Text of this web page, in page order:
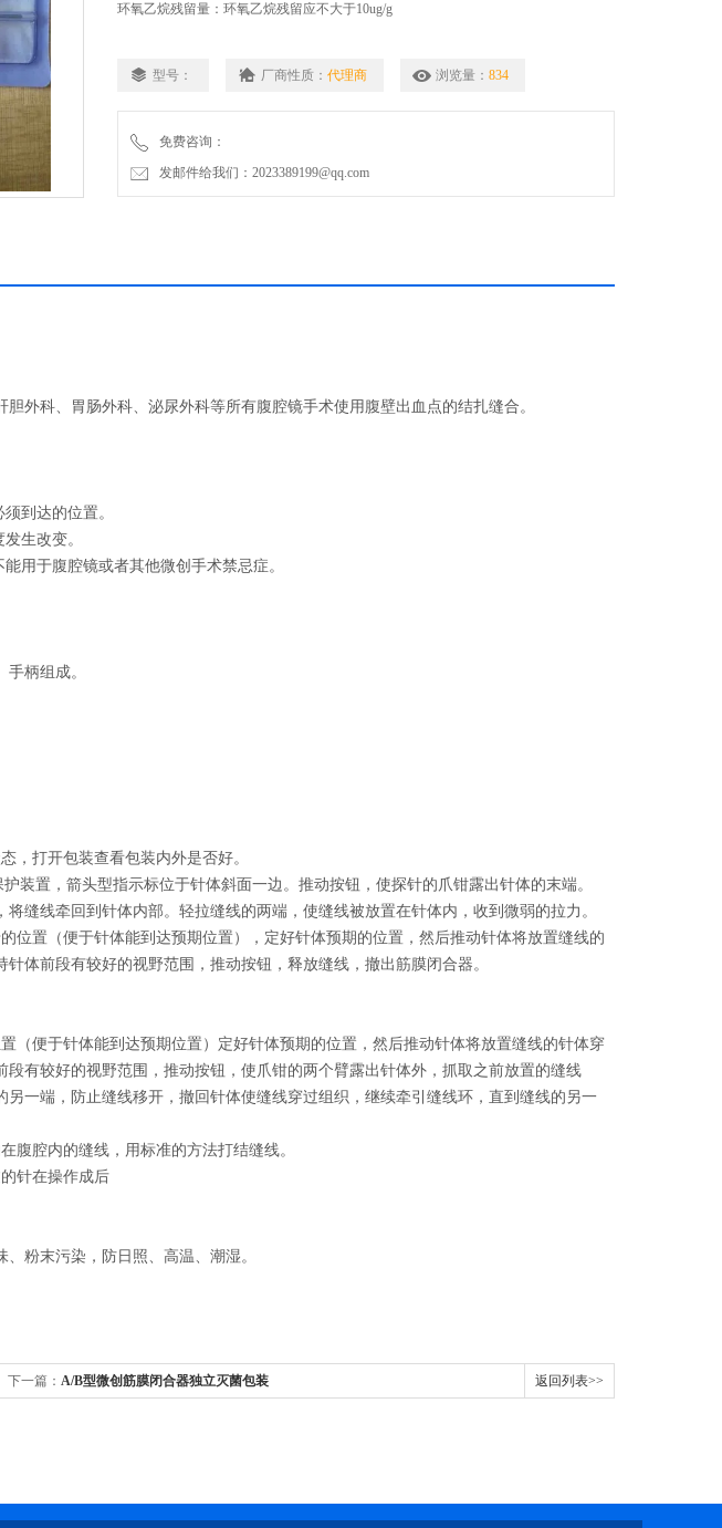
环氧乙烷残留量：环氧乙烷残留应不大于10ug/g
型号： 厂商性质： 代理商 浏览量： 834
免费咨询：
发邮件给我们：2023389199@qq.com
外科、胃肠外科、泌尿外科等所有腹腔镜手术使用腹壁出血点的结扎缝合。
到达的位置。
生改变。
用于腹腔镜或者其他微创手术禁忌症。
柄组成。
，打开包装查看包装内外是否好。
装置，箭头型指示标位于针体斜面一边。推动按钮，使探针的爪钳露出针体的末端。
缝线牵回到针体内部。轻拉缝线的两端，使缝线被放置在针体内，收到微弱的拉力。
位置（便于针体能到达预期位置），定好针体预期的位置，然后推动针体将放置缝线的
体前段有较好的视野范围，推动按钮，释放缝线，撤出筋膜闭合器。
（便于针体能到达预期位置）定好针体预期的位置，然后推动针体将放置缝线的针体穿
有较好的视野范围，推动按钮，使爪钳的两个臂露出针体外，抓取之前放置的缝线
一端，防止缝线移开，撤回针体使缝线穿过组织，继续牵引缝线环，直到缝线的另一
腹腔内的缝线，用标准的方法打结缝线。
针在操作成后
粉末污染，防日照、高温、潮湿。
下一篇： A/B型微创筋膜闭合器独立灭菌包装​ 返回列表>>